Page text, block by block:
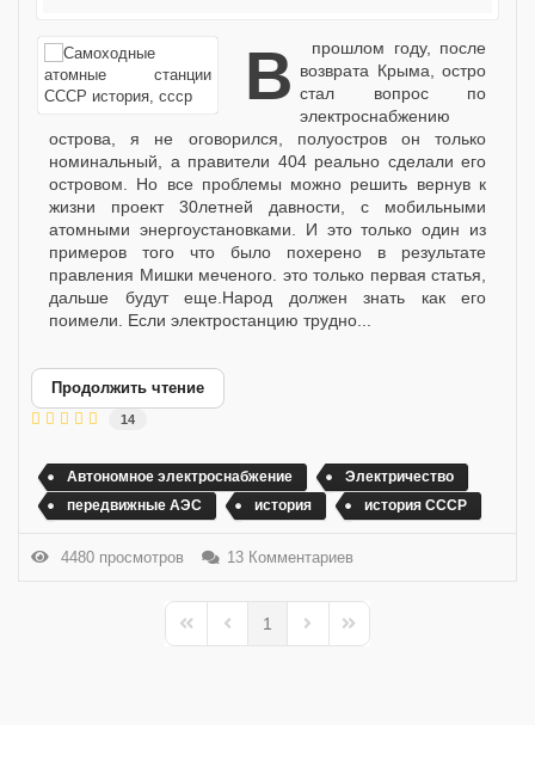
в прошлом году, после возврата Крыма, остро
стал вопрос по
электроснабжению
острова, я не оговорился, полуостров он только
номинальный, а правители 404 реально сделали его
островом. Но все проблемы можно решить вернув к
жизни проект 30летней давности, с мобильными
атомными энергоустановками. И это только один из
примеров того что было похерено в результате
правления Мишки меченого. это только первая статья,
дальше будут еще.Народ должен знать как его
поимели. Если электростанцию трудно...
Продолжить чтение
14
Автономное электроснабжение
Электричество
передвижные АЭС
история история СССР
4480 просмотров 13 Комментариев
First PagePrevious Page
1
Next PageLast Page